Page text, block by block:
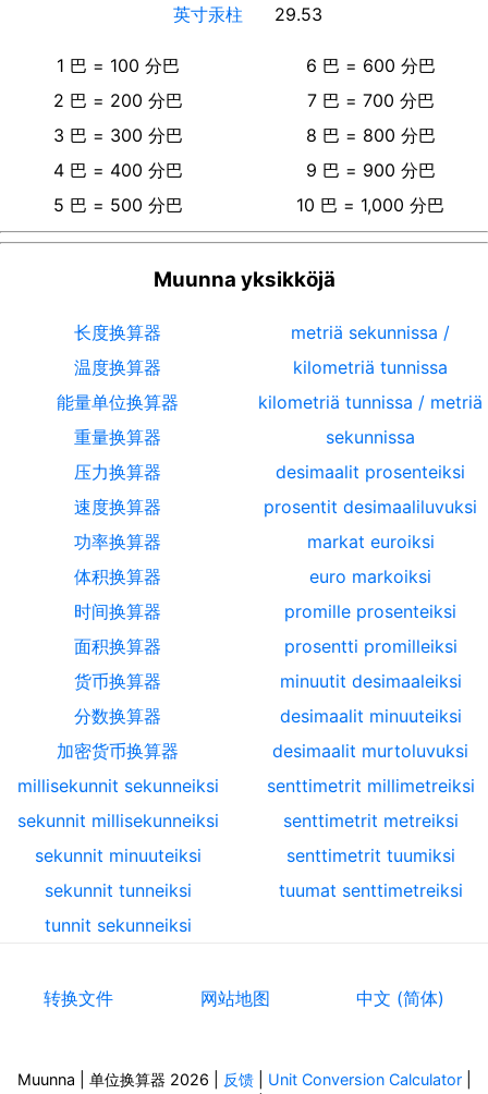
英寸汞柱
29.53
1 巴 = 100 分巴
2 巴 = 200 分巴
3 巴 = 300 分巴
4 巴 = 400 分巴
5 巴 = 500 分巴
6 巴 = 600 分巴
7 巴 = 700 分巴
8 巴 = 800 分巴
9 巴 = 900 分巴
10 巴 = 1,000 分巴
Muunna yksikköjä
长度换算器
温度换算器
能量单位换算器
重量换算器
压力换算器
速度换算器
功率换算器
体积换算器
时间换算器
面积换算器
货币换算器
分数换算器
加密货币换算器
millisekunnit sekunneiksi
sekunnit millisekunneiksi
sekunnit minuuteiksi
sekunnit tunneiksi
tunnit sekunneiksi
metriä sekunnissa /
kilometriä tunnissa
kilometriä tunnissa / metriä
sekunnissa
desimaalit prosenteiksi
prosentit desimaaliluvuksi
markat euroiksi
euro markoiksi
promille prosenteiksi
prosentti promilleiksi
minuutit desimaaleiksi
desimaalit minuuteiksi
desimaalit murtoluvuksi
senttimetrit millimetreiksi
senttimetrit metreiksi
senttimetrit tuumiksi
tuumat senttimetreiksi
转换文件 网站地图 中文 (简体)
Muunna | 单位换算器 2026 反馈 Unit Conversion Calculator